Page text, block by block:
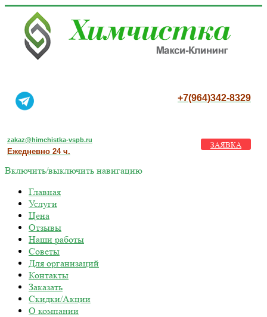
+7(964)342-8329
zakaz@himchistka-vspb.ru
Ежедневно 24 ч.
ЗАЯВКА
Включить/выключить навигацию
Главная
Услуги
Цена
Отзывы
Наши работы
Советы
Для организаций
Контакты
Заказать
Скидки/Акции
О компании